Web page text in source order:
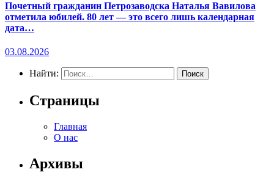
Почетный гражданин Петрозаводска Наталья Вавилова
отметила юбилей. 80 лет — это всего лишь календарная
дата…
03.08.2026
Найти:
Страницы
Главная
О нас
Архивы